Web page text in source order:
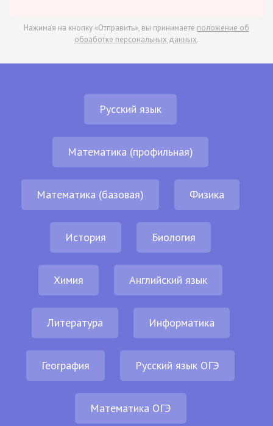
Нажимая на кнопку «Отправить», вы принимаете положение об
обработке персональных данных.
Русский язык
Математика (профильная)
Математика (базовая) Физика
История Биология
Химия Английский язык
Литература Информатика
География Русский язык ОГЭ
Математика ОГЭ